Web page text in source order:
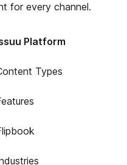
for every channel.
Platform
Types